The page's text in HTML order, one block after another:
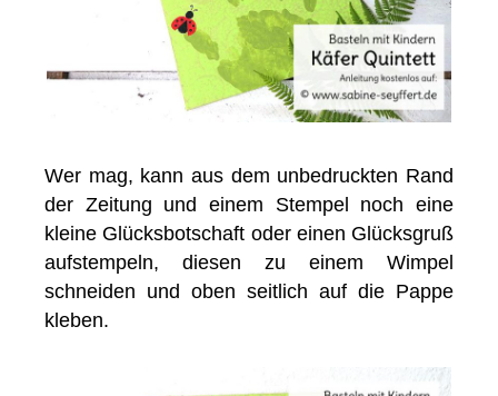
Wer mag, kann aus dem unbedruckten Rand
der Zeitung und einem Stempel noch eine
kleine Glücksbotschaft oder einen Glücksgruß
aufstempeln, diesen zu einem Wimpel
schneiden und oben seitlich auf die Pappe
kleben.